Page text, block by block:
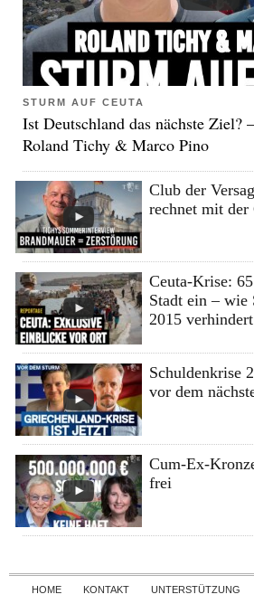
STURM AUF CEUTA
Ist Deutschland das nächste Ziel?
Roland Tichy & Marco Pino
Club der
rechnet mit der
Ceuta-Krise:
Stadt ein – wie
2015 verhindert
Schuldenkrise
vor dem
Cum-Ex-
frei
Skip to
HOME KONTAKT UNTERSTÜTZUNG